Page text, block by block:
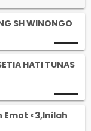
SH WINONGO
HATI TUNAS
Emot <3,Inilah